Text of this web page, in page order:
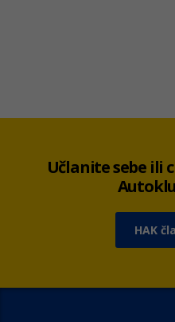
Učlanite sebe ili
HAK